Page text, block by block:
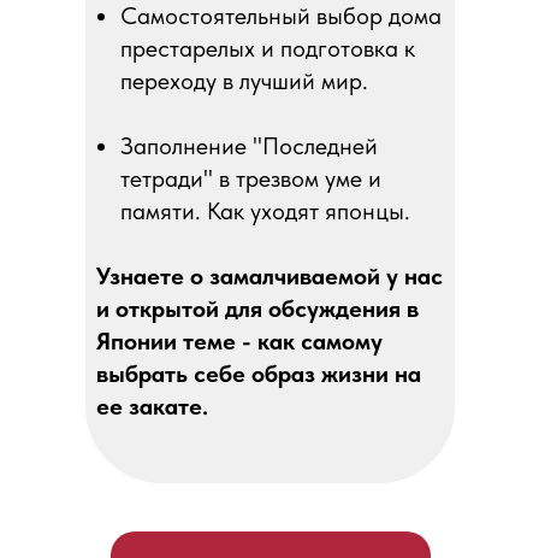
Самостоятельный выбор дома
престарелых и подготовка к
переходу в лучший мир.
Заполнение "Последней
тетради" в трезвом уме и
памяти. Как уходят японцы.
Узнаете о замалчиваемой у нас
и открытой для обсуждения в
Японии теме - как самому
выбрать себе образ жизни на
ее закате.